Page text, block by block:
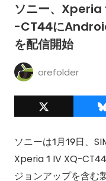
ソニー、Xperia
-CT44に
を配信開始
orefolder
ソニーは1月19日、
Xperia 1 IV XQ-
ジョンアップを含む